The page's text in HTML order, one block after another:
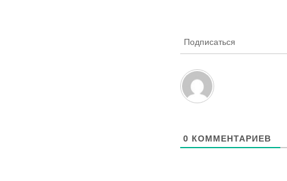
Подписаться
0 КОММЕНТАРИЕВ